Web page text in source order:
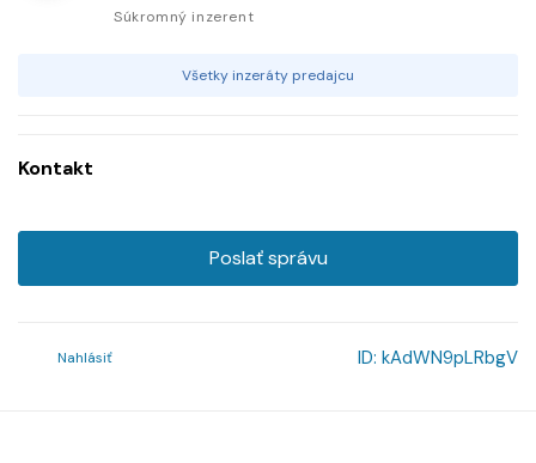
Súkromný inzerent
Všetky inzeráty predajcu
Kontakt
Poslať správu
Nahlásiť ID: kAdWN9pLRbgV